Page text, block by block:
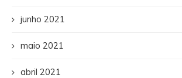
junho 2021
maio 2021
abril 2021